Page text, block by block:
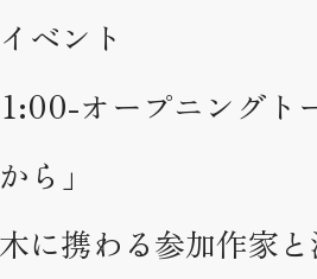
ベント
オープニングト
ら」
に携わる参加作家